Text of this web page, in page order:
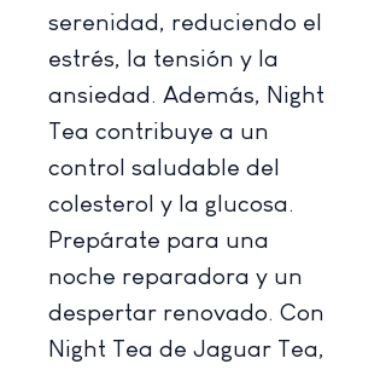
serenidad, reduciendo el
estrés, la tensión y la
ansiedad. Además, Night
Tea contribuye a un
control saludable del
colesterol y la glucosa.
Prepárate para una
noche reparadora y un
despertar renovado. Con
Night Tea de Jaguar Tea,